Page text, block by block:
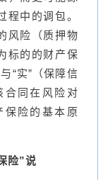
程中的调包。
风险（质押物
标的的财产保
“实”（保障信
合同在风险对
保险的基本原
险”说